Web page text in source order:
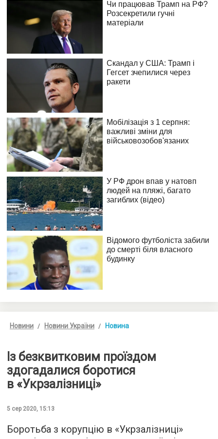
Новини Новини України Новина
Із безквитковим проїздом
здогадалися боротися
в «Укрзалізниці»
5 сер 2020, 15:13
Боротьба з корупцію в «Укрзалізниці»